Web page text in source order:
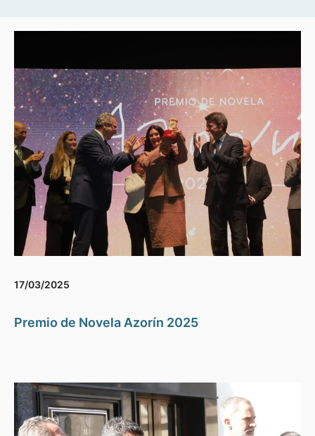
17/03/2025
Premio de Novela Azorín 2025